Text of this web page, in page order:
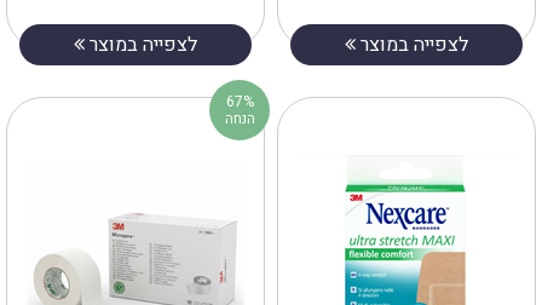
לצפייה במוצר לצפייה במוצר
67%
הנחה